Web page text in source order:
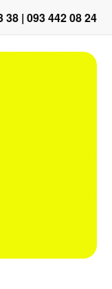
38 | 093 442 08 24